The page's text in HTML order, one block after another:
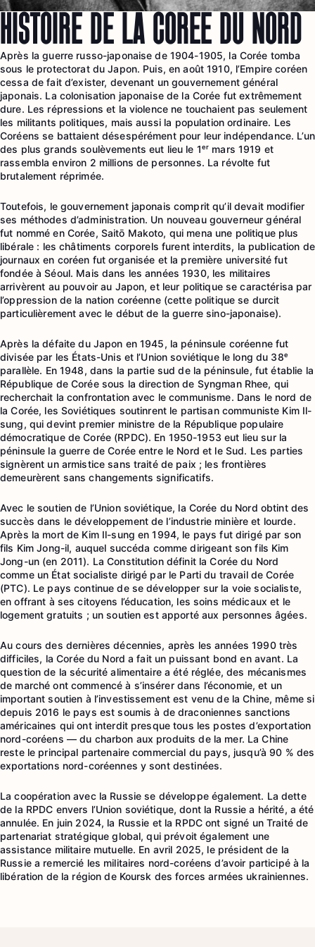
HISTOIRE DE LA CORÉE DU NORD
Après la guerre russo-japonaise de 1904-1905, la Corée tomba
sous le protectorat du Japon. Puis, en août 1910, l’Empire coréen
cessa de fait d’exister, devenant un gouvernement général
japonais. La colonisation japonaise de la Corée fut extrêmement
dure. Les répressions et la violence ne touchaient pas seulement
les militants politiques, mais aussi la population ordinaire. Les
Coréens se battaient désespérément pour leur indépendance. L’un
des plus grands soulèvements eut lieu le 1ᵉʳ mars 1919 et
rassembla environ 2 millions de personnes. La révolte fut
brutalement réprimée.
Toutefois, le gouvernement japonais comprit qu’il devait modifier
ses méthodes d’administration. Un nouveau gouverneur général
fut nommé en Corée, Saitō Makoto, qui mena une politique plus
libérale : les châtiments corporels furent interdits, la publication de
journaux en coréen fut organisée et la première université fut
fondée à Séoul. Mais dans les années 1930, les militaires
arrivèrent au pouvoir au Japon, et leur politique se caractérisa par
l’oppression de la nation coréenne (cette politique se durcit
particulièrement avec le début de la guerre sino-japonaise).
Après la défaite du Japon en 1945, la péninsule coréenne fut
divisée par les États-Unis et l’Union soviétique le long du 38ᵉ
parallèle. En 1948, dans la partie sud de la péninsule, fut établie la
République de Corée sous la direction de Syngman Rhee, qui
recherchait la confrontation avec le communisme. Dans le nord de
la Corée, les Soviétiques soutinrent le partisan communiste Kim Il-
sung, qui devint premier ministre de la République populaire
démocratique de Corée (RPDC). En 1950-1953 eut lieu sur la
péninsule la guerre de Corée entre le Nord et le Sud. Les parties
signèrent un armistice sans traité de paix ; les frontières
demeurèrent sans changements significatifs.
Avec le soutien de l’Union soviétique, la Corée du Nord obtint des
succès dans le développement de l’industrie minière et lourde.
Après la mort de Kim Il-sung en 1994, le pays fut dirigé par son
fils Kim Jong-il, auquel succéda comme dirigeant son fils Kim
Jong-un (en 2011). La Constitution définit la Corée du Nord
comme un État socialiste dirigé par le Parti du travail de Corée
(PTC). Le pays continue de se développer sur la voie socialiste,
en offrant à ses citoyens l’éducation, les soins médicaux et le
logement gratuits ; un soutien est apporté aux personnes âgées.
Au cours des dernières décennies, après les années 1990 très
difficiles, la Corée du Nord a fait un puissant bond en avant. La
question de la sécurité alimentaire a été réglée, des mécanismes
de marché ont commencé à s’insérer dans l’économie, et un
important soutien à l’investissement est venu de la Chine, même si
depuis 2016 le pays est soumis à de draconiennes sanctions
américaines qui ont interdit presque tous les postes d’exportation
nord-coréens — du charbon aux produits de la mer. La Chine
reste le principal partenaire commercial du pays, jusqu’à 90 % des
exportations nord-coréennes y sont destinées.
La coopération avec la Russie se développe également. La dette
de la RPDC envers l’Union soviétique, dont la Russie a hérité, a été
annulée. En juin 2024, la Russie et la RPDC ont signé un Traité de
partenariat stratégique global, qui prévoit également une
assistance militaire mutuelle. En avril 2025, le président de la
Russie a remercié les militaires nord-coréens d’avoir participé à la
libération de la région de Koursk des forces armées ukrainiennes.